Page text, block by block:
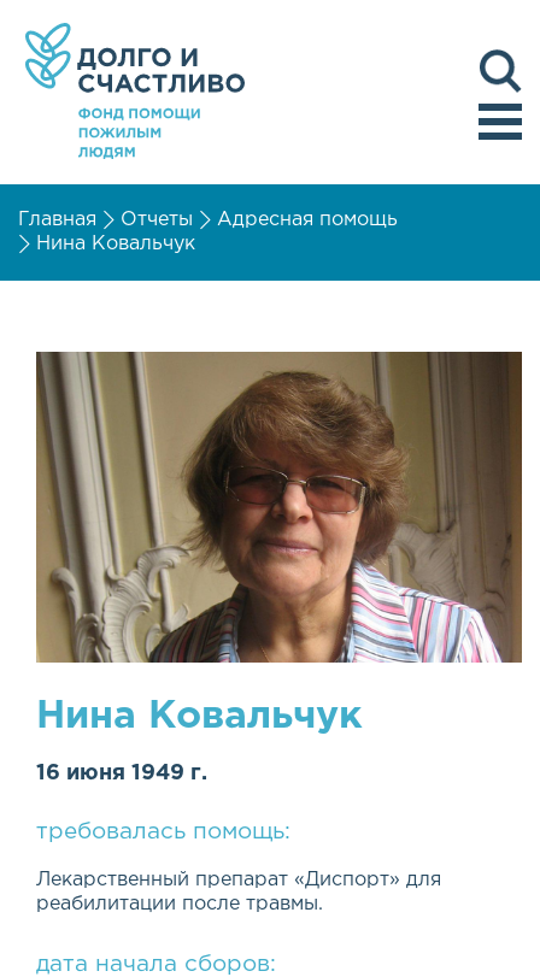
Главная Отчеты
Адресная помощь
Нина Ковальчук
Нина Ковальчук
16 июня 1949 г.
требовалась помощь:
Лекарственный препарат «Диспорт» для
реабилитации после травмы.
дата начала сборов: